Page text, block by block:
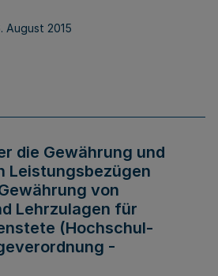
August 2015
die Gewährung und
Leistungsbezügen
von
Lehrzulagen für
(Hochschul-
-